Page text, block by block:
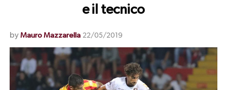
e il tecnico
by Mauro Mazzarella 22/05/2019